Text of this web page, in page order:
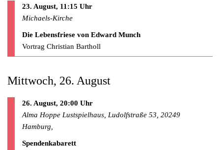
23. August, 11:15 Uhr
Michaels-Kirche
Die Lebensfriese von Edward Munch
Vortrag Christian Bartholl
Mittwoch, 26. August
26. August, 20:00 Uhr
Alma Hoppe Lustspielhaus, Ludolfstraße 53, 20249
Hamburg,
Spendenkabarett